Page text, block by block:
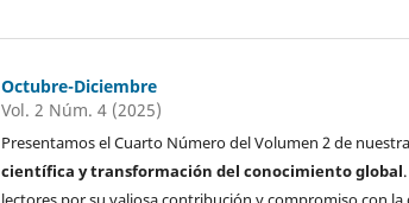
Octubre-Diciembre
Vol. 2 Núm. 4 (2025)
Presentamos el Cuarto Número del Volumen 2 de
científica y transformación del conocimiento global